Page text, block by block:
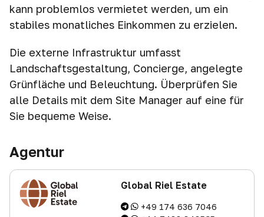
kann problemlos vermietet werden, um ein
stabiles monatliches Einkommen zu erzielen.
Die externe Infrastruktur umfasst
Landschaftsgestaltung, Concierge, angelegte
Grünfläche und Beleuchtung. Überprüfen Sie
alle Details mit dem Site Manager auf eine für
Sie bequeme Weise.
Agentur
Global Riel Estate
+49 174 636 7046